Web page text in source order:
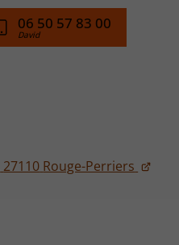
27110 Rouge-Perriers
06 50 57 83 00